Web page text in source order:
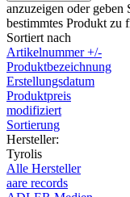
anzuzeigen oder
bestimmtes Produkt zu
Sortiert nach
Artikelnummer +/-
Produktbezeichnung
Erstellungsdatum
Produktpreis
modifiziert
Sortierung
Hersteller:
Tyrolis
Alle Hersteller
aare records